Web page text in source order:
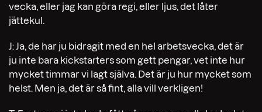
vecka, eller jag kan göra regi, eller ljus, det låter
jättekul.
J: Ja, de har ju bidragit med en hel arbetsvecka, det är
ju inte bara kickstarters som gett pengar, vet inte hur
mycket timmar vi lagt själva. Det är ju hur mycket som
helst. Men ja, det är så fint, alla vill verkligen!